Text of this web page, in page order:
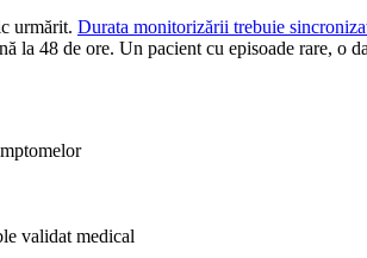
urmărit. Durata monitorizării trebuie
48 de ore. Un pacient cu episoade rare, o
validat medical